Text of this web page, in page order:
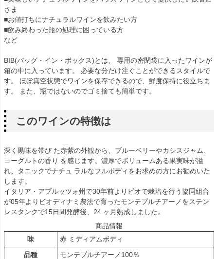
さま
■お値打ちにナチュラルワインを飲みたい方
■飲み終わった瓶の処理に困っている方
など
BIB(バッグ・イン・ボックス)とは、 専用の密閉袋に入ったワインが
箱の中に入っています。 必要な分だけ注ぐことができるスタイルで
す。 ほぼ真空状態でワインを保存できるので、鮮度保持に役立ちま
す。 また、瓶ではないのでゴミ捨ても簡単です。
このワインの特徴は
深く黒味を帯び た赤紫の外観から、ブルーベリーやカシスジャム、
ヨーグルトの香り を感じます。濃厚でボリュームある果実味が溢
れ、タニックでナチュ ラルなフルボディをお求めの方にお勧めいた
します。
イタリア・アブルッツォ州で30年前よりビオで栽培を行う協同組合
が05年よりビオディナミ農法で育ったモンテプルチアーノをステン
レスタンクで15日間発酵後、24 ヶ月熟成しました。
商品情報
味
赤 ミディアムボディ
品種
モンテプルチアーノ100％